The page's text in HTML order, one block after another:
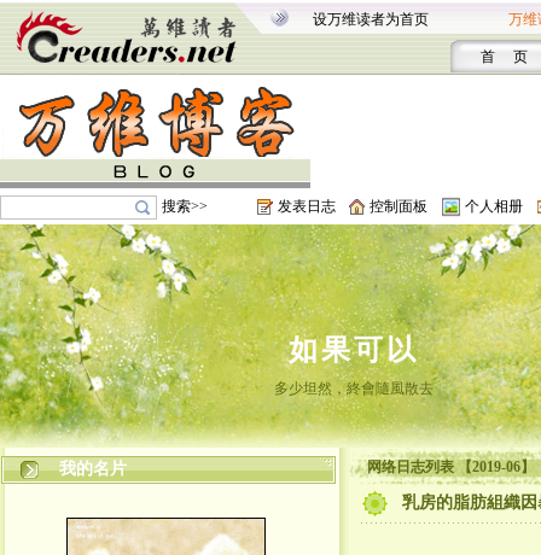
设万维读者为首页 万维
首 页
搜索>> 发表日志 控制面板 个人相册
如果可以
多少坦然，終會隨風散去
我的名片 网络日志列表 【2019-06】
乳房的脂肪組織